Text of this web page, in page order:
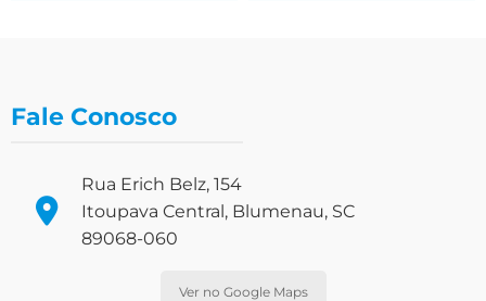
Fale Conosco
Rua Erich Belz, 154
Itoupava Central, Blumenau, SC
89068-060
Ver no Google Maps